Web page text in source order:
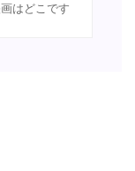
はどこです